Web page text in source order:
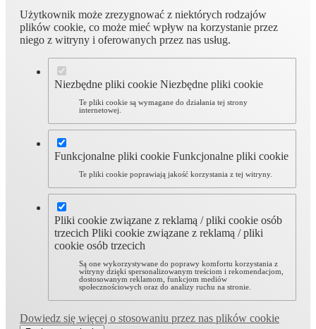
Użytkownik może zrezygnować z niektórych rodzajów
plików cookie, co może mieć wpływ na korzystanie przez
niego z witryny i oferowanych przez nas usług.
Niezbędne pliki cookie Niezbędne pliki cookie
Te pliki cookie są wymagane do działania tej strony
internetowej.
Funkcjonalne pliki cookie Funkcjonalne pliki cookie
Te pliki cookie poprawiają jakość korzystania z tej witryny.
Pliki cookie związane z reklamą / pliki cookie osób
trzecich Pliki cookie związane z reklamą / pliki
cookie osób trzecich
Są one wykorzystywane do poprawy komfortu korzystania z
witryny dzięki spersonalizowanym treściom i rekomendacjom,
dostosowanym reklamom, funkcjom mediów
społecznościowych oraz do analizy ruchu na stronie.
Dowiedz się więcej o stosowaniu przez nas plików cookie